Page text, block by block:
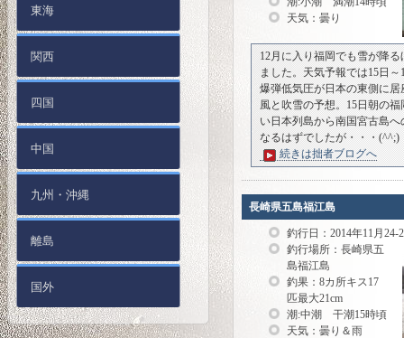
天気：曇り
12月に入り福岡でも雪が降
ました。天気予報では15日
爆弾低気圧が日本の東側に
風と吹雪の予想。15日朝の
い日本列島から南国宮古島
なるはずでしたが・・・(^^;)
続きは拙者ブログへ
長崎県五島福江島
釣行日：2014年11月24-
釣行場所：長崎県五
島福江島
釣果：8カ所キス17
匹最大21cm
潮:中潮 干潮15時頃
天気：曇り＆雨
東海
関西
四国
中国
九州・沖縄
離島
国外